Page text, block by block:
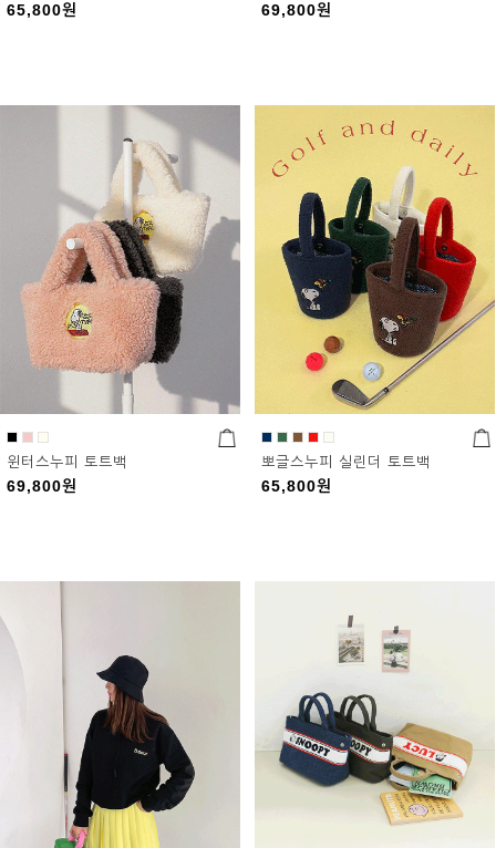
65,800원 69,800원
윈터스누피 토트백
69,800원
뽀글스누피 실린더 토트백
65,800원